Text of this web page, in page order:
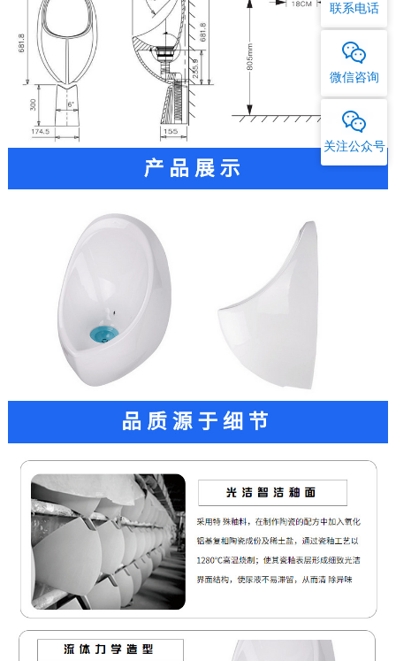
联系电话
微信咨询
关注公众号